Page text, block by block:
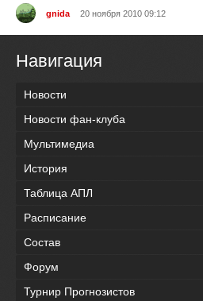
gnida 20 ноября 2010 09:12
Навигация
Новости
Новости фан-клуба
Мультимедиа
История
Таблица АПЛ
Расписание
Состав
Форум
Турнир Прогнозистов